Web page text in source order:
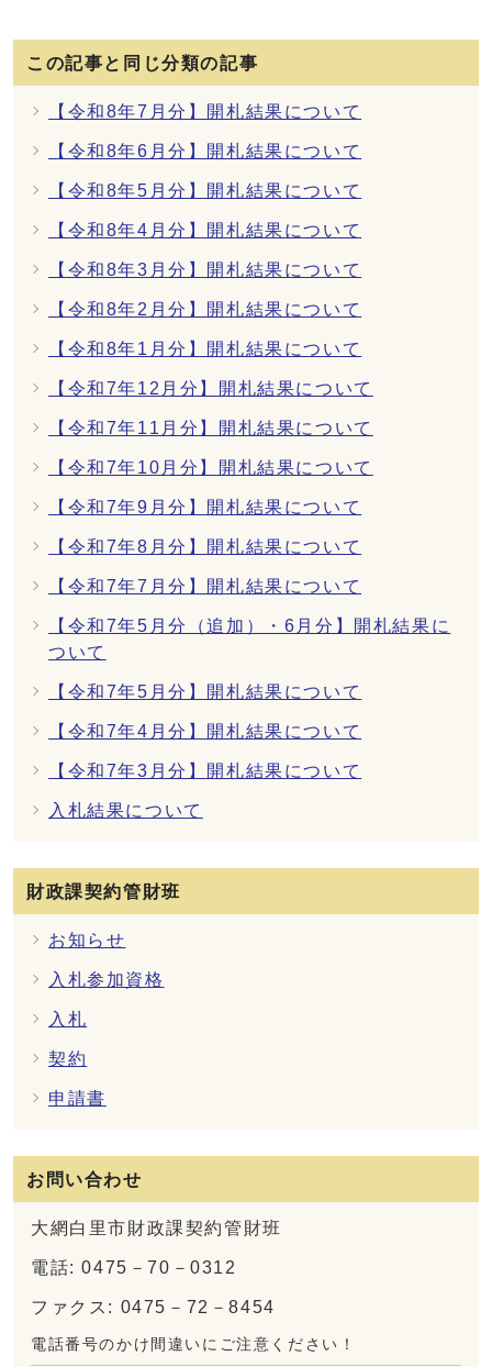
この記事と同じ分類の記事
【令和8年7月分】開札結果について
【令和8年6月分】開札結果について
【令和8年5月分】開札結果について
【令和8年4月分】開札結果について
【令和8年3月分】開札結果について
【令和8年2月分】開札結果について
【令和8年1月分】開札結果について
【令和7年12月分】開札結果について
【令和7年11月分】開札結果について
【令和7年10月分】開札結果について
【令和7年9月分】開札結果について
【令和7年8月分】開札結果について
【令和7年7月分】開札結果について
【令和7年5月分（追加）・6月分】開札結果に
ついて
【令和7年5月分】開札結果について
【令和7年4月分】開札結果について
【令和7年3月分】開札結果について
入札結果について
財政課契約管財班
お知らせ
入札参加資格
入札
契約
申請書
お問い合わせ
大網白里市財政課契約管財班
電話: 0475－70－0312
ファクス: 0475－72－8454
電話番号のかけ間違いにご注意ください！